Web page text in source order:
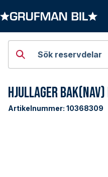
Sök reservdelar
Hjullager Bak(Nav)
Artikelnummer: 10368309